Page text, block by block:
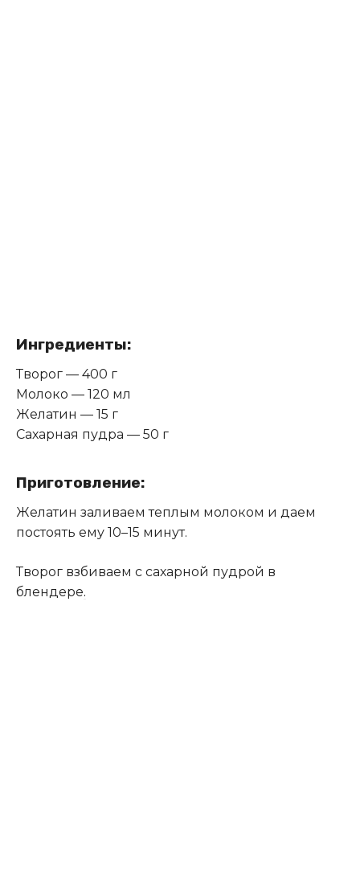
Ингредиенты:
Творог — 400 г
Молоко — 120 мл
Желатин — 15 г
Сахарная пудра — 50 г
Приготовление:
Желатин заливаем теплым молоком и даем
постоять ему 10–15 минут.
Творог взбиваем с сахарной пудрой в
блендере.